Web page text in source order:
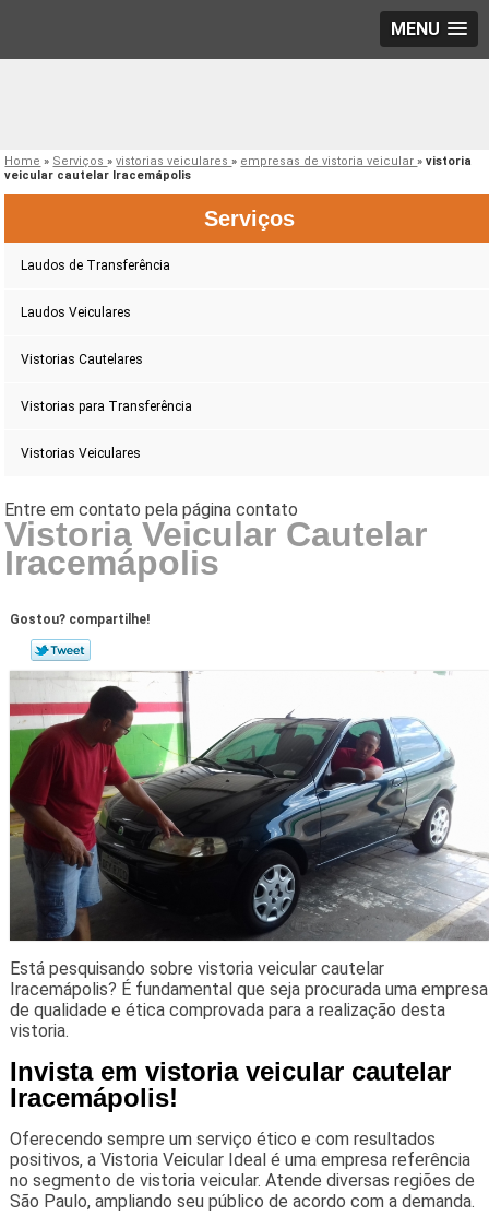
MENU
Home » Serviços»vistorias veiculares» empresas de vistoria veicular»vistoria
veicular cautelar Iracemápolis
Serviços
Laudos de Transferência
Laudos Veiculares
Vistorias Cautelares
Vistorias para Transferência
Vistorias Veiculares
Vistoria Veicular Cautelar
Iracemápolis
Gostou? compartilhe!
Está pesquisando sobre vistoria veicular cautelar
Iracemápolis? É fundamental que seja procurada uma empresa
de qualidade e ética comprovada para a realização desta
vistoria.
Invista em vistoria veicular cautelar
Iracemápolis!
Oferecendo sempre um serviço ético e com resultados
positivos, a Vistoria Veicular Ideal é uma empresa referência
no segmento de vistoria veicular. Atende diversas regiões de
São Paulo, ampliando seu público de acordo com a demanda.